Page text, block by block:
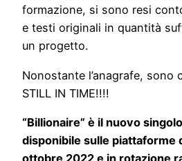
formazione, si sono resi
e testi originali in quantità
un progetto.
Nonostante l’anagrafe, sono
STILL IN TIME!!!!
“Billionaire” è il nuovo
disponibile sulle piattaforme